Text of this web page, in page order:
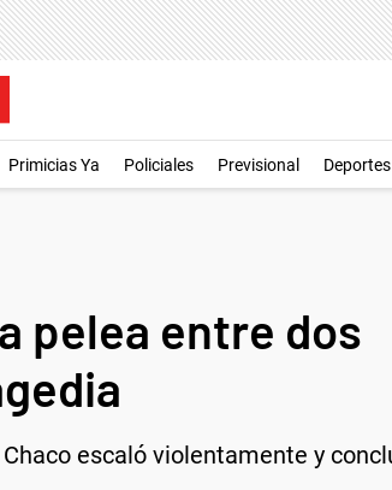
Primicias Ya Policiales Previsional Deportes
pelea entre dos
escaló violentamente y